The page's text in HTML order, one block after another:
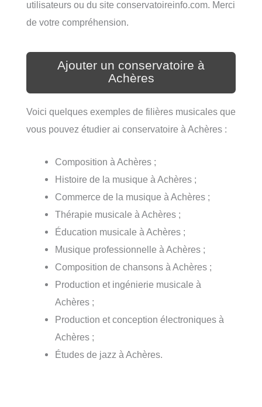
utilisateurs ou du site conservatoireinfo.com. Merci
de votre compréhension.
Ajouter un conservatoire à
Achères
Voici quelques exemples de filières musicales que
vous pouvez étudier ai conservatoire à Achères :
Composition à Achères ;
Histoire de la musique à Achères ;
Commerce de la musique à Achères ;
Thérapie musicale à Achères ;
Éducation musicale à Achères ;
Musique professionnelle à Achères ;
Composition de chansons à Achères ;
Production et ingénierie musicale à
Achères ;
Production et conception électroniques à
Achères ;
Études de jazz à Achères.